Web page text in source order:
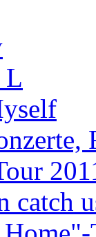
L
catch